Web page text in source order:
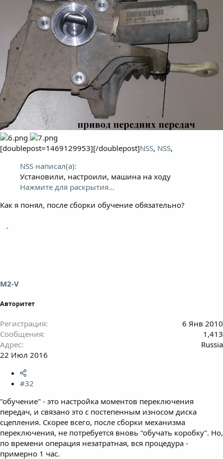
[doublepost=1469129953][/doublepost]NSS, NSS,
NSS написал(а):
Установили, настроили, машина на ходу
Нажмите для раскрытия...
Как я понял, после сборки обучение обязательно?
M2-V
Авторитет
Регистрация
6 Янв 2010
Сообщения
1,413
Адрес
Russia
22 Июл 2016
#32
"обучение" - это настройка моментов переключения
передач, и связано это с постепенным износом диска
сцепления. Скорее всего, после сборки механизма
переключения, не потребуется вновь "обучать коробку". Но,
по времени операция незатратная, вся процедура -
примерно 1 час.